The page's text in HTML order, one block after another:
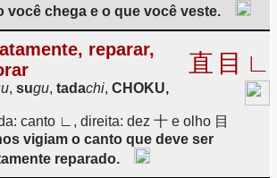
você chega e o que você veste.
reparar,
, sugu, tadachi, CHOKU,
直 目 ∟
canto ∟, direita: dez 十 e olho 目
vigiam o canto que deve ser
reparado.